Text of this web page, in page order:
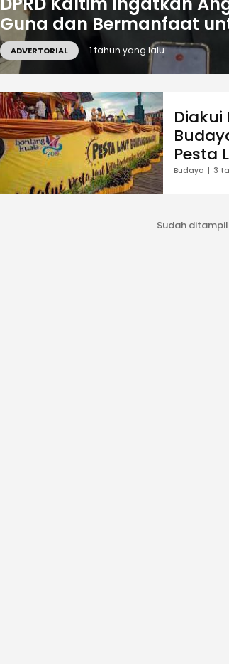
Guna dan Bermanfaat
ADVERTORIAL 1 tahun yang lalu
Diakui
Pesta
Budaya 3
Sudah